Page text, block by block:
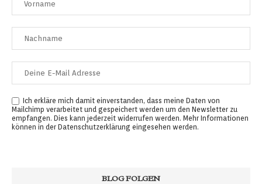
Ich erkläre mich damit einverstanden, dass meine Daten von
Mailchimp verarbeitet und gespeichert werden um den Newsletter zu
empfangen. Dies kann jederzeit widerrufen werden. Mehr Informationen
können in der Datenschutzerklärung eingesehen werden.